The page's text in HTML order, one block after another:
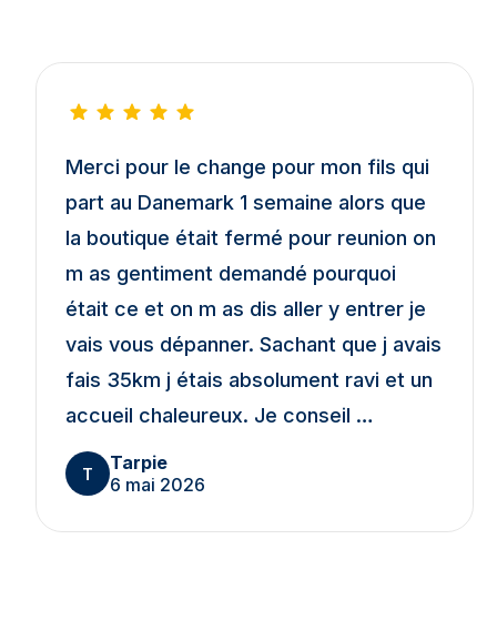
Merci pour le change pour mon fils qui
part au Danemark 1 semaine alors que
la boutique était fermé pour reunion on
m as gentiment demandé pourquoi
était ce et on m as dis aller y entrer je
vais vous dépanner. Sachant que j avais
fais 35km j étais absolument ravi et un
accueil chaleureux. Je conseil …
T
Tarpie
6 mai 2026